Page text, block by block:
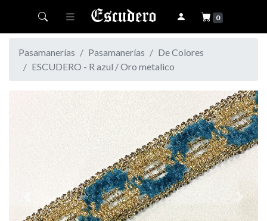
Toggle navigation 0
Pasamanerías Pasamanerías
De Colores
ESCUDERO - R azul / Oro metalico
Previous Next